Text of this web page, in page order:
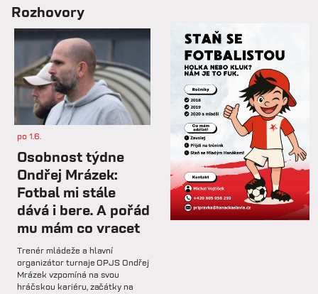
📋 Proti Púchovu nastoupíme v
této základní sestavě.
so 7.2.
⚽️ DNES HRAJÍ HANÁCI 🔴⚪️V
dalším přípravném utkání...
st 4.2.
Hlavní trenér Lukáš Kříž v
rozhovoru hodnotí dosavadní
průběh zimní...
so 31.1.
🅱️ Prohra proti rezervě Gorniku
Zabrze.
Rozhovory
po 1.6.
Osobnost týdne
Ondřej Mrázek:
Fotbal mi stále
dává i bere. A pořád
mu mám co vracet
Trenér mládeže a hlavní
organizátor turnaje OPJS Ondřej
Mrázek vzpomíná na svou
hráčskou kariéru, začátky na